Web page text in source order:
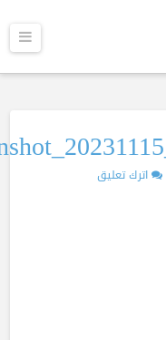
اترك تعليق